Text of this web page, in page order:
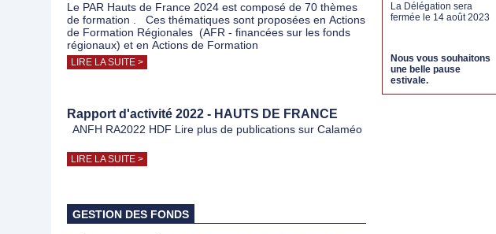
Le PAR Hauts de France 2024 est composé de 70 thèmes
de formation . Ces thématiques sont proposées en Actions
de Formation Régionales (AFR - financées sur les fonds
régionaux) et en Actions de Formation
LIRE LA SUITE >
Rapport d'activité 2022 - HAUTS DE FRANCE
ANFH RA2022 HDF Lire plus de publications sur Calaméo
LIRE LA SUITE >
GESTION DES FONDS
La Délégation sera
fermée le 14 août 2023
Nous vous souhaitons
une belle pause
estivale.